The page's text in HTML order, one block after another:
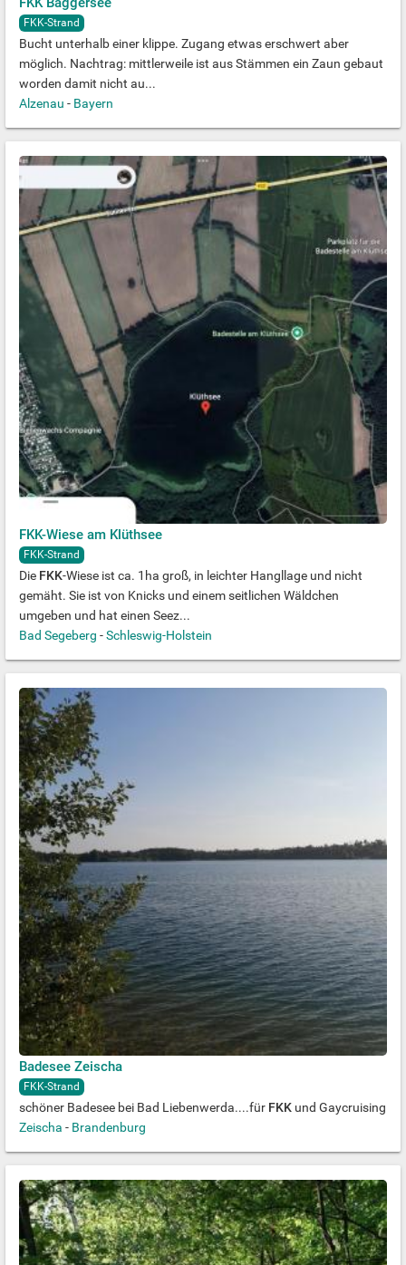
FKK-Strand
Bucht unterhalb einer klippe. Zugang etwas erschwert aber
möglich. Nachtrag: mittlerweile ist aus Stämmen ein Zaun gebaut
worden damit nicht au...
Alzenau - Bayern
FKK-Wiese am Klüthsee
FKK-Strand
Die FKK-Wiese ist ca. 1ha groß, in leichter Hangllage und nicht
gemäht. Sie ist von Knicks und einem seitlichen Wäldchen
umgeben und hat einen Seez...
Bad Segeberg -Schleswig-Holstein
Badesee Zeischa
FKK-Strand
schöner Badesee bei Bad Liebenwerda....für FKK und Gaycruising
Zeischa - Brandenburg